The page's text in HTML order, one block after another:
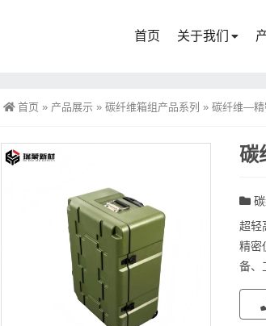
首页 关于我们
首页 » 产品展示 » 碳纤维箱组产品系列 » 碳纤维—精
碳
超轻
精密
备、